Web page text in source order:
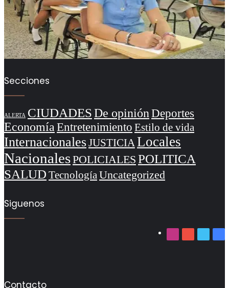
Secciones
ALERTA CIUDADESDe opinión Deportes
Economía Entretenimiento Estilo de vida
InternacionalesJUSTICIA Locales
NacionalesPOLICIALES POLITICA
SALUD Tecnología Uncategorized
Siguenos
Contacto